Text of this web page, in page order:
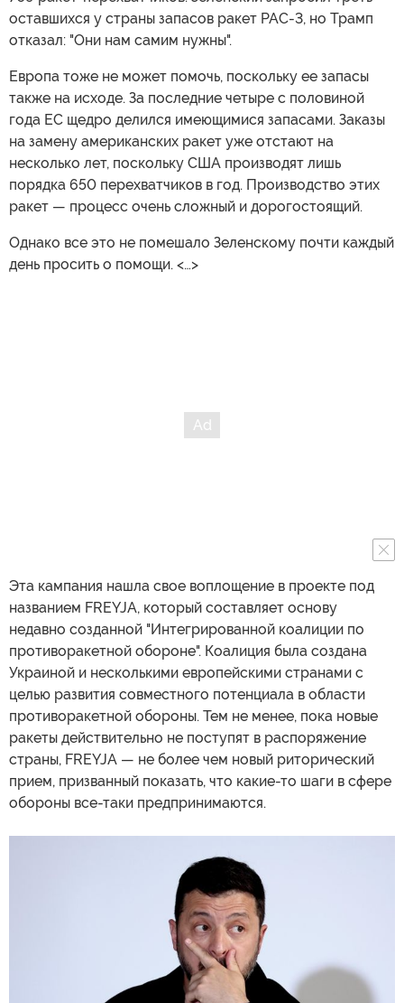
оставшихся у страны запасов ракет PAC-3, но Трамп
отказал: "Они нам самим нужны".
Европа тоже не может помочь, поскольку ее запасы
также на исходе. За последние четыре с половиной
года ЕС щедро делился имеющимися запасами. Заказы
на замену американских ракет уже отстают на
несколько лет, поскольку США производят лишь
порядка 650 перехватчиков в год. Производство этих
ракет — процесс очень сложный и дорогостоящий.
Однако все это не помешало Зеленскому почти каждый
день просить о помощи. <…>
Эта кампания нашла свое воплощение в проекте под
названием FREYJA, который составляет основу
недавно созданной "Интегрированной коалиции по
противоракетной обороне". Коалиция была создана
Украиной и несколькими европейскими странами с
целью развития совместного потенциала в области
противоракетной обороны. Тем не менее, пока новые
ракеты действительно не поступят в распоряжение
страны, FREYJA — не более чем новый риторический
прием, призванный показать, что какие-то шаги в сфере
обороны все-таки предпринимаются.